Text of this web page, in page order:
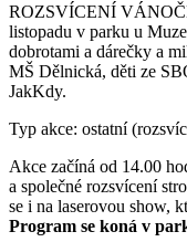
ROZSVÍCENÍ
listopadu v parku u
dobrotami a dárečky a
MŠ Dělnická, děti ze
JakKdy.
Typ akce: ostatní
Akce začíná od 14.00
a společné rozsvícení
se i na laserovou show,
Program se koná v